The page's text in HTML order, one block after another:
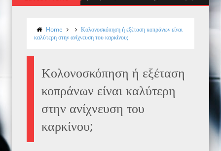
Home
Κολονοσκόπηση ή εξέταση κοπράνων είναι
καλύτερη στην ανίχνευση του καρκίνου;
Κολονοσκόπηση ή εξέταση
κοπράνων είναι καλύτερη
στην ανίχνευση του
καρκίνου;